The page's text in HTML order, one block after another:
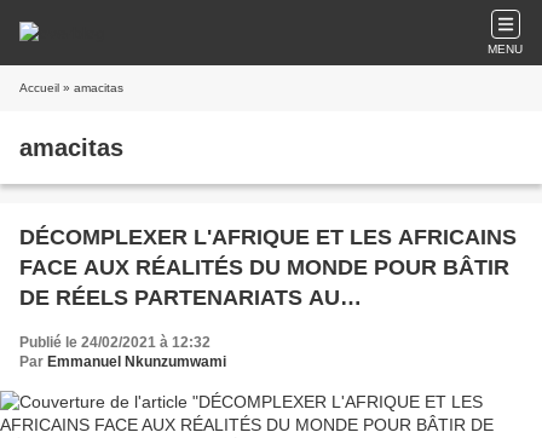
MENU
Accueil » amacitas
amacitas
DÉCOMPLEXER L'AFRIQUE ET LES AFRICAINS
FACE AUX RÉALITÉS DU MONDE POUR BÂTIR
DE RÉELS PARTENARIATS AU
DÉVELOPPEMENT
Publié le 24/02/2021 à 12:32
Par Emmanuel Nkunzumwami